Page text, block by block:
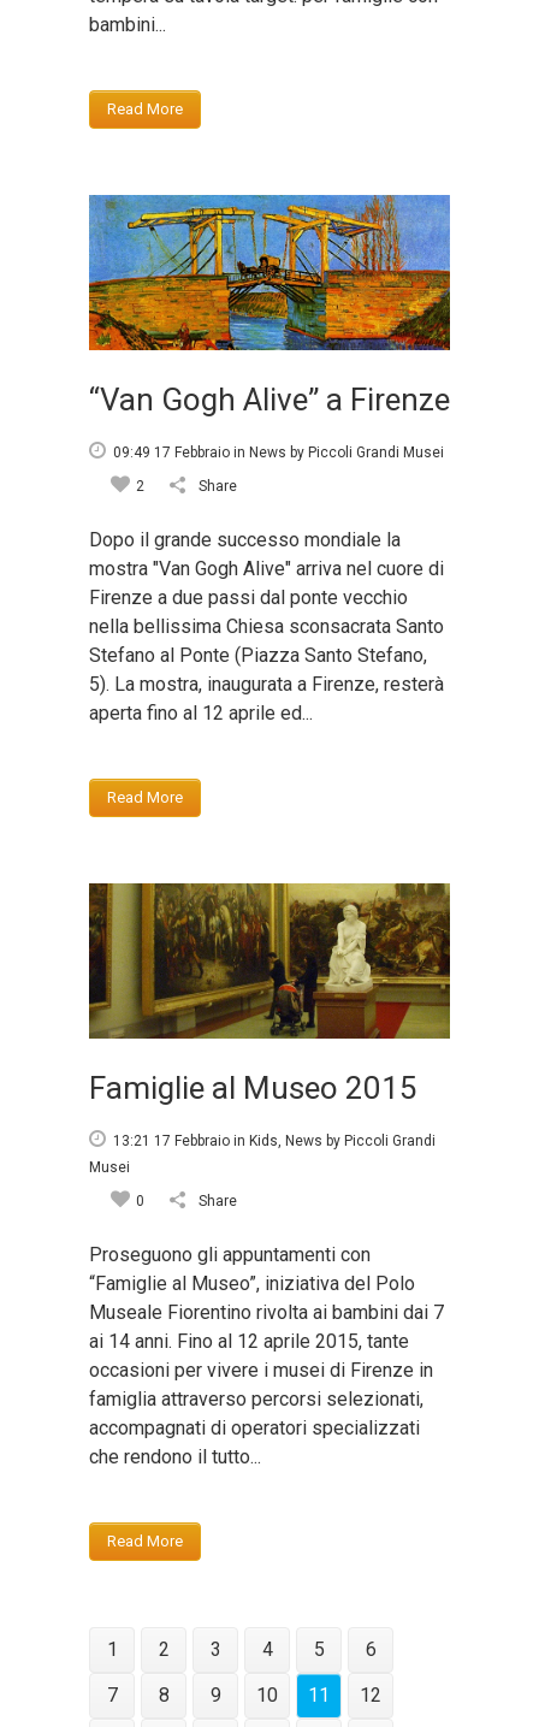
bambini...
Read More
“Van Gogh Alive” a Firenze
09:49 17 Febbraio in News by Piccoli Grandi Musei
2
Share
Dopo il grande successo mondiale la
mostra "Van Gogh Alive" arriva nel cuore di
Firenze a due passi dal ponte vecchio
nella bellissima Chiesa sconsacrata Santo
Stefano al Ponte (Piazza Santo Stefano,
5). La mostra, inaugurata a Firenze, resterà
aperta fino al 12 aprile ed...
Read More
Famiglie al Museo 2015
13:21 17 Febbraio in Kids News by Piccoli Grandi
Musei
0
Share
Proseguono gli appuntamenti con
“Famiglie al Museo”, iniziativa del Polo
Museale Fiorentino rivolta ai bambini dai 7
ai 14 anni. Fino al 12 aprile 2015, tante
occasioni per vivere i musei di Firenze in
famiglia attraverso percorsi selezionati,
accompagnati di operatori specializzati
che rendono il tutto...
Read More
1 2 3 4 5
6
7
8 9 10 11
12